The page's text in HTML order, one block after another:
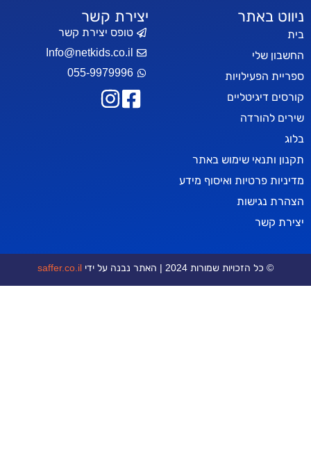
שימוש באתר
ואיסוף מידע
יצירת קשר
טופס יצירת קשר
Info@netkids.co.il
055-9979996
שמורות 2024 | האתר נבנה על ידי saffer.co.il